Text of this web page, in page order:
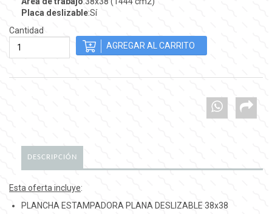
Placa deslizable:Sí
Cantidad
DESCRIPCIÓN
Esta oferta incluye:
PLANCHA ESTAMPADORA PLANA DESLIZABLE 38x38